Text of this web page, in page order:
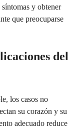
y obtener
que preocuparse
del
los casos no
su corazón y su
adecuado reduce